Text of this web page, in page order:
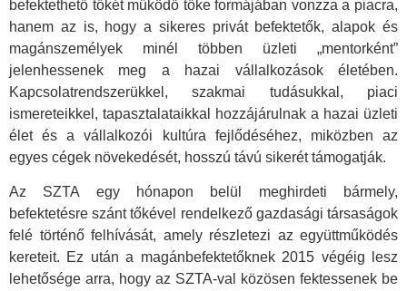
befektethető tőkét működő tőke formájában vonzza a piacra,
hanem az is, hogy a sikeres privát befektetők, alapok és
magánszemélyek minél többen üzleti „mentorként”
jelenhessenek meg a hazai vállalkozások életében.
Kapcsolatrendszerükkel, szakmai tudásukkal, piaci
ismereteikkel, tapasztalataikkal hozzájárulnak a hazai üzleti
élet és a vállalkozói kultúra fejlődéséhez, miközben az
egyes cégek növekedését, hosszú távú sikerét támogatják.
Az SZTA egy hónapon belül meghirdeti bármely,
befektetésre szánt tőkével rendelkező gazdasági társaságok
felé történő felhívását, amely részletezi az együttműködés
kereteit. Ez után a magánbefektetőknek 2015 végéig lesz
lehetősége arra, hogy az SZTA-val közösen fektessenek be